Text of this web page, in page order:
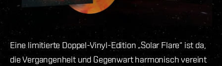
Eine limitierte Doppel-Vinyl-Edition „Solar Flare“ ist da,
die Vergangenheit und Gegenwart harmonisch vereint